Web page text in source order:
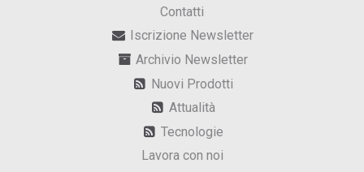
Contatti
Iscrizione Newsletter
Archivio Newsletter
Nuovi Prodotti
Attualità
Tecnologie
Lavora con noi